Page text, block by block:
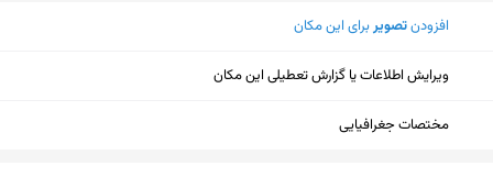
شنبه
یکشنبه
افزودنتصویربرای این مکان
ویرایش اطلاعات یا گزارش تعطیلی این مکان
مختصات جغرافیایی